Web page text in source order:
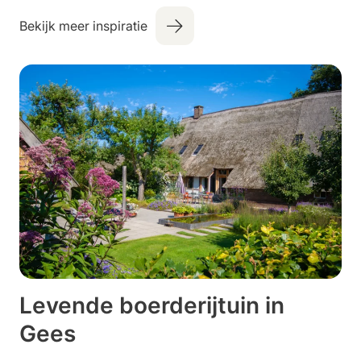
Bekijk meer inspiratie
Levende boerderijtuin in
Gees